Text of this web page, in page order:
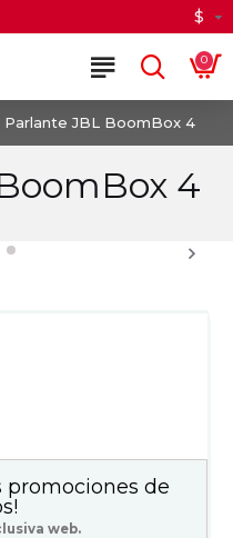
$
0
Parlante JBL BoomBox 4
4
promociones de
web.